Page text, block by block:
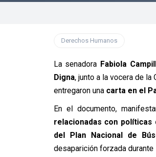
Derechos Humanos
La senadora Fabiola
Digna, junto a la vocera de
entregaron una carta en el
En el documento,
relacionadas con políticas
del Plan Nacional de
desaparición forzada